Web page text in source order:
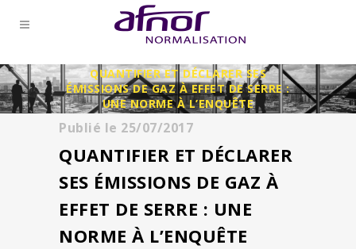
QUANTIFIER ET DÉCLARER SES
ÉMISSIONS DE GAZ À EFFET DE SERRE :
UNE NORME À L’ENQUÊTE
Publié le 25/07/2017
QUANTIFIER ET DÉCLARER
SES ÉMISSIONS DE GAZ À
EFFET DE SERRE : UNE
NORME À L’ENQUÊTE